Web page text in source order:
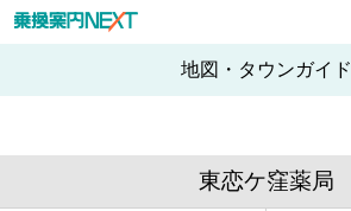
地図・タウンガイド
東恋ケ窪薬局